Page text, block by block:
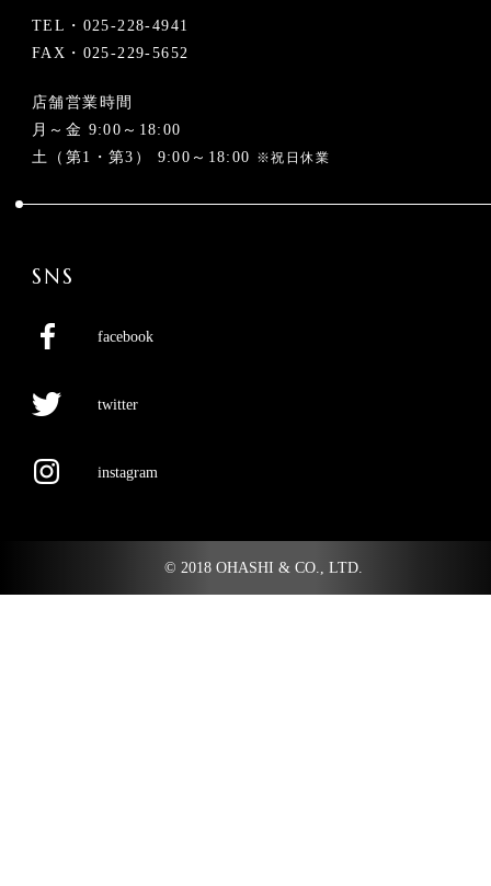
TEL・ 025-228-4941
FAX・025-229-5652
店舗営業時間
月～金 9:00～18:00
土（第1・第3） 9:00～18:00 ※祝日休業
SNS
facebook
twitter
instagram
© 2018 OHASHI & CO., LTD.